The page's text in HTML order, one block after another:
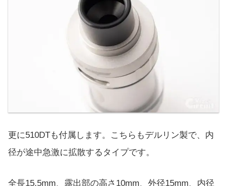
更に510DTも付属します。こちらもデルリン製で、内
径が途中急激に拡散するタイプです。
全長15.5mm、露出部の高さ10mm、外径15mm、内径